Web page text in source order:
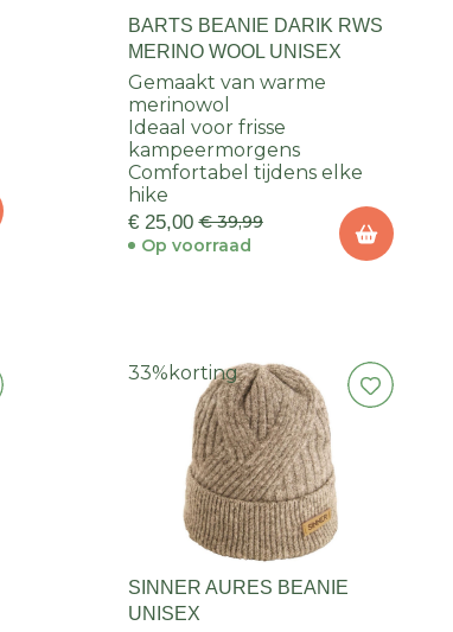
BARTS BEANIE DARIK RWS
MERINO WOOL UNISEX
Gemaakt van warme
merinowol
Ideaal voor frisse
kampeermorgens
Comfortabel tijdens elke
hike
€ 25,00 € 39,99
Op voorraad
33% korting
SINNER AURES BEANIE
UNISEX